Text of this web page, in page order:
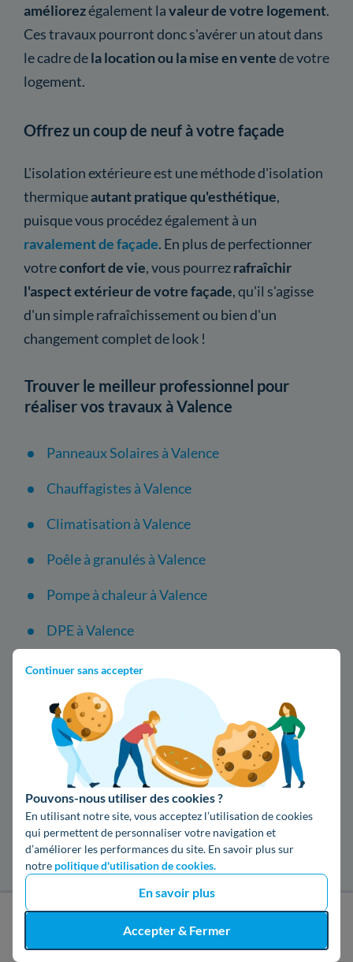
Continuer sans accepter
Pouvons-nous utiliser des cookies ?
En utilisant notre site, vous acceptez l’utilisation de cookies
qui permettent de personnaliser votre navigation et
d’améliorer les performances du site. En savoir plus sur
notre politique d'utilisation de cookies.
En savoir plus
Accepter & Fermer
J'obtiens un devis gratuit
améliorezégalement lavaleur de votre logement.
Ces travaux pourront donc s'avérer un atout dans
le cadre dela location ou la mise en ventede votre
logement.
Offrez un coup de neuf à votre façade
L'isolation extérieure est une méthode d'isolation
thermiqueautant pratique qu'esthétique,
puisque vous procédez également à un
ravalement de façade. En plus de perfectionner
votreconfort de vie, vous pourrezrafraîchir
l'aspect extérieur de votre façade, qu'il s'agisse
d'un simple rafraîchissement ou bien d'un
changement complet de look !
Trouver le meilleur professionnel pour
réaliser vos travaux à Valence
Panneaux Solaires à Valence
Chauffagistes à Valence
Climatisation à Valence
Poêle à granulés à Valence
Pompe à chaleur à Valence
DPE à Valence
Audit Énergétique à Valence
Mon Accompagnateur Rénov' à Valence
Autres services disponibles à Valence
Edf à Valence
Engie à Valence
Enedis à Valence
Les entreprises d'isolation dans les villes les
plus recherchées